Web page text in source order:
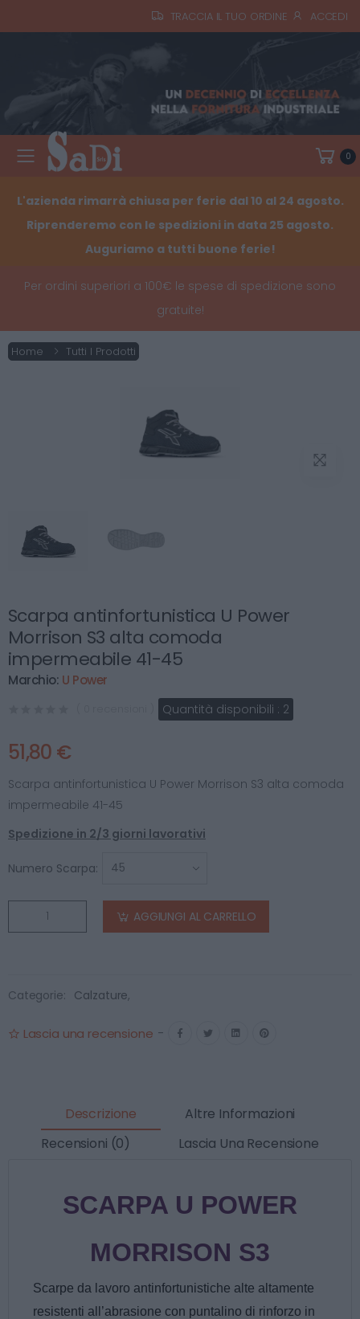
TRACCIA IL TUO ORDINE ACCEDI
Toggle mobile menu 0
L'azienda rimarrà chiusa per ferie dal 10 al 24 agosto.
Riprenderemo con le spedizioni in data 25 agosto.
Auguriamo a tutti buone ferie!
Per ordini superiori a 100€ le spese di spedizione sono
gratuite!
Home Tutti I Prodotti
Scarpa antinfortunistica U Power
Morrison S3 alta comoda
impermeabile 41-45
Marchio: U Power
Quantità disponibili : 2
51,80 €
Scarpa antinfortunistica U Power Morrison S3 alta comoda
impermeabile 41-45
Spedizione in 2/3 giorni lavorativi
Numero Scarpa:
AGGIUNGI AL CARRELLO
Categorie: Calzature,
Lascia una recensione -
Descrizione
Altre Informazioni
Recensioni (0)
Lascia Una Recensione
SCARPA U POWER
MORRISON S3
Scarpe da lavoro antinfortunistiche alte altamente
resistenti all’abrasione con puntalino di rinforzo in